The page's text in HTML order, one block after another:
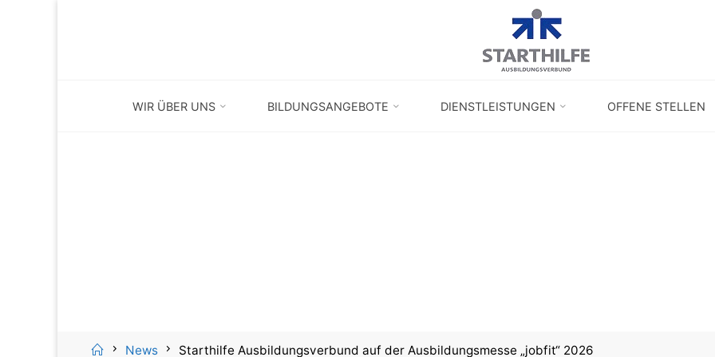
WIR ÜBER UNS BILDUNGSANGEBOTE DIENSTLEISTUNGEN OFFENE STELLEN
HomeNews Starthilfe Ausbildungsverbund auf der Ausbildungsmesse „jobfit“ 2026